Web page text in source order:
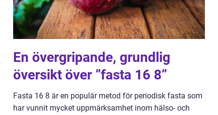
En övergripande, grundlig
översikt över ”fasta 16 8”
Fasta 16 8 är en populär metod för periodisk fasta som
har vunnit mycket uppmärksamhet inom hälso- och